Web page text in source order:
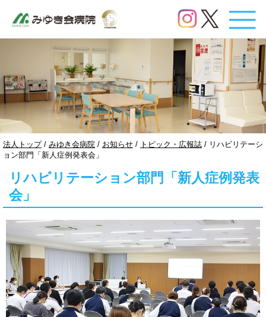
現
在
置：
法人トップ/ みゆき会病院 / お知らせ / トピック・広報誌 / リハビリテーシ
ョン部門「新人症例発表会」
リハビリテーション部門「新人症例発表
会」